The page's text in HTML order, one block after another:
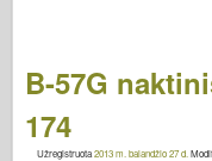
B-57G
174
Užregistruota2013 m. balandžio 27 d.